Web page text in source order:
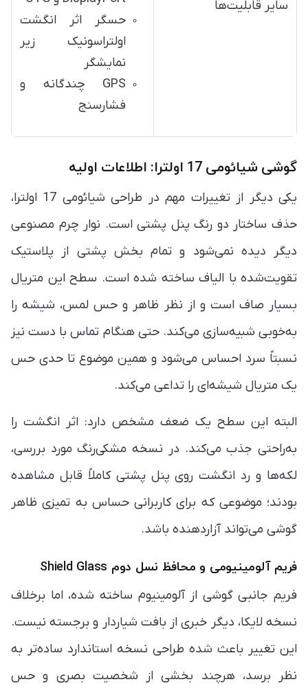
سایر قابلیت‌ها
حسگر اثر انگشت
اولتراسونیک زیر
نمایشگر
GPS چندگانه و
فشارسنج
گوشی شیائومی 17 اولترا: اطلاعات اولیه
یکی دیگر از تغییرات مهم در طراحی شیائومی 17 اولترا،
حذف ساختار دو رنگ پنل پشتی است. نوار چرم مصنوعی
دیگر دیده نمی‌شود و تمام بخش پشتی از پلاستیک
تقویت‌شده با الیاف ساخته شده است. سطح این متریال
بسیار صاف است و از نظر ظاهر و حس لمس، شیشه را
به‌خوبی شبیه‌سازی می‌کند. حتی هنگام تماس با دست نیز
نسبتاً سرد احساس می‌شود و همین موضوع تا حدی حس
یک متریال شیشه‌ای را تداعی می‌کند.
البته این سطح یک ضعف مشخص دارد: اثر انگشت را
به‌راحتی جذب می‌کند. در نسخه مشکی‌رنگ مورد بررسی،
لکه‌ها و رد انگشت روی پنل پشتی کاملاً قابل مشاهده
بودند؛ موضوعی که برای کاربرانی حساس به تمیزی ظاهر
گوشی می‌تواند آزاردهنده باشد.
فریم آلومینیومی و محافظ نسل دوم Shield Glass
فریم جانبی گوشی از آلومینیوم ساخته شده، اما برخلاف
نسخه لایکا، دیگر خبری از بافت شیاردار و برجسته نیست.
این تغییر باعث شده طراحی نسخه استاندارد ساده‌تر به
نظر برسد، هرچند بخشی از شخصیت بصری و حس